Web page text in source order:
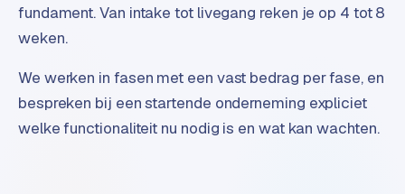
fundament. Van intake tot livegang reken je op 4 tot 8
weken.
We werken in fasen met een vast bedrag per fase, en
bespreken bij een startende onderneming expliciet
welke functionaliteit nu nodig is en wat kan wachten.